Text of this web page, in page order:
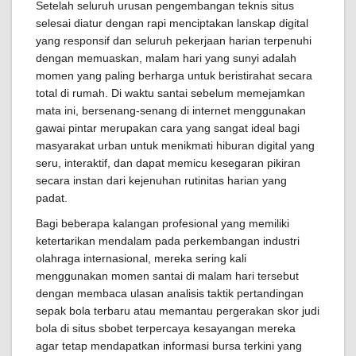
Setelah seluruh urusan pengembangan teknis situs
selesai diatur dengan rapi menciptakan lanskap digital
yang responsif dan seluruh pekerjaan harian terpenuhi
dengan memuaskan, malam hari yang sunyi adalah
momen yang paling berharga untuk beristirahat secara
total di rumah. Di waktu santai sebelum memejamkan
mata ini, bersenang-senang di internet menggunakan
gawai pintar merupakan cara yang sangat ideal bagi
masyarakat urban untuk menikmati hiburan digital yang
seru, interaktif, dan dapat memicu kesegaran pikiran
secara instan dari kejenuhan rutinitas harian yang
padat.
Bagi beberapa kalangan profesional yang memiliki
ketertarikan mendalam pada perkembangan industri
olahraga internasional, mereka sering kali
menggunakan momen santai di malam hari tersebut
dengan membaca ulasan analisis taktik pertandingan
sepak bola terbaru atau memantau pergerakan skor judi
bola di situs sbobet terpercaya kesayangan mereka
agar tetap mendapatkan informasi bursa terkini yang